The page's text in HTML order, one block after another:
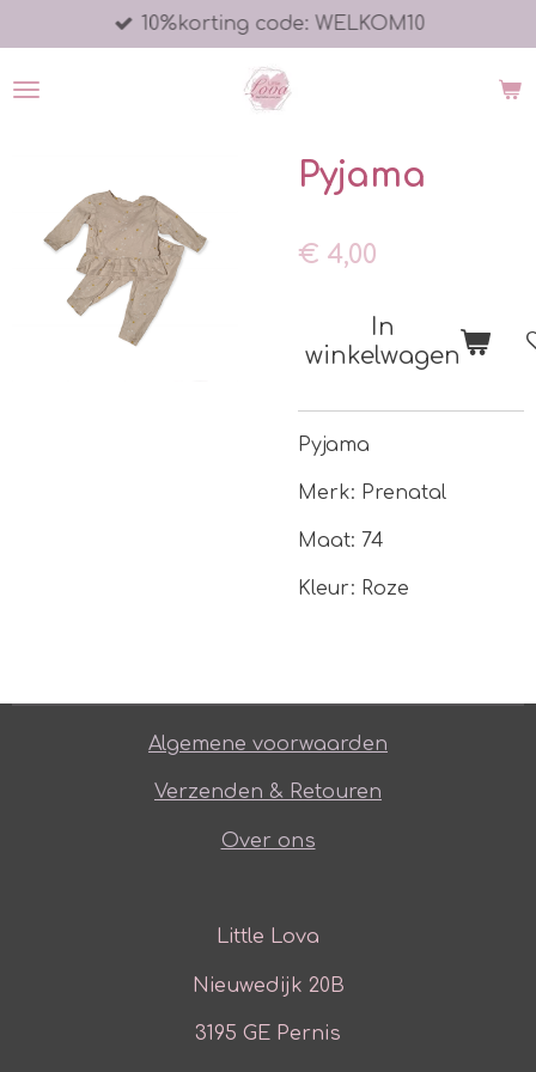
direct
naar
10%korting code: WELKOM10
Pyjama
€ 4,00
In
winkelwagen
Pyjama
Merk: Prenatal
Maat: 74
Kleur: Roze
Algemene voorwaarden
Verzenden & Retouren
Over ons
Little Lova
Nieuwedijk 20B
3195 GE Pernis